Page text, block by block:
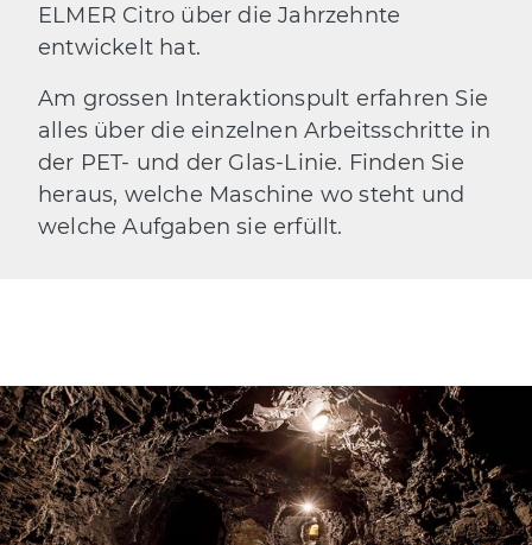
ELMER Citro über die Jahrzehnte
entwickelt hat.
Am grossen Interaktionspult erfahren Sie
alles über die einzelnen Arbeitsschritte in
der PET- und der Glas-Linie. Finden Sie
heraus, welche Maschine wo steht und
welche Aufgaben sie erfüllt.